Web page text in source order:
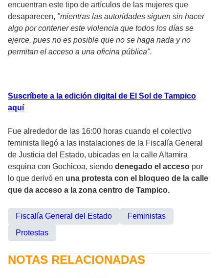
encuentran este tipo de artículos de las mujeres que
desaparecen, "mientras las autoridades siguen sin hacer
algo por contener este violencia que todos los días se
ejerce, pues no es posible que no se haga nada y no
permitan el acceso a una oficina pública".
Suscríbete a la edición digital de El Sol de Tampico
aquí
Fue alrededor de las 16:00 horas cuando el colectivo
feminista llegó a las instalaciones de la Fiscalía General
de Justicia del Estado, ubicadas en la calle Altamira
esquina con Gochicoa, siendo denegado el acceso por
lo que derivó en una protesta con el bloqueo de la calle
que da acceso a la zona centro de Tampico.
Fiscalía General del Estado
Feministas
Protestas
NOTAS RELACIONADAS